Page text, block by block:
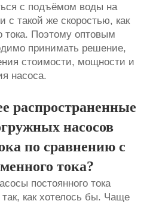
с подъёмом воды на
с такой же скоростью, как
тока. Поэтому оптовым
принимать решение,
стоимости, мощности и
насоса.
распространенные
насосов
по сравнению с
тока?
постоянного тока
как хотелось бы. Чаще